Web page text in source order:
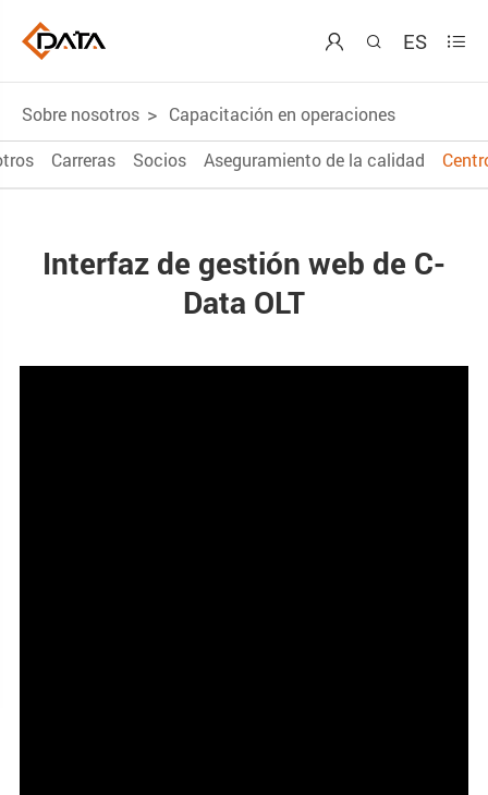
  ES 
Sobre nosotros
Capacitación en operaciones
Carreras Socios Aseguramiento de la calidad
Interfaz de gestión web de C-
Data OLT